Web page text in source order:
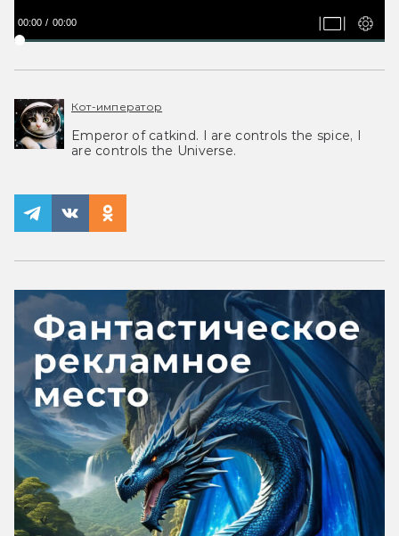
00:00 00:00
Кот-император
Emperor of catkind. I are controls the spice, I
are controls the Universe.